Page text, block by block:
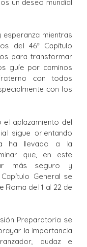
un deseo mundial
mientras
del 46º Capítulo
para transformar
guíe por caminos
con todos
con los
aplazamiento del
sigue orientando
ha llevado a la
que, en este
más seguro y
General se
Roma del 1 al 22 de
Preparatoria se
la importancia
audaz e